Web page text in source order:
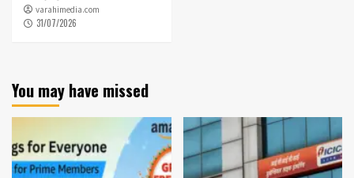
varahimedia.com
31/07/2026
You may have missed